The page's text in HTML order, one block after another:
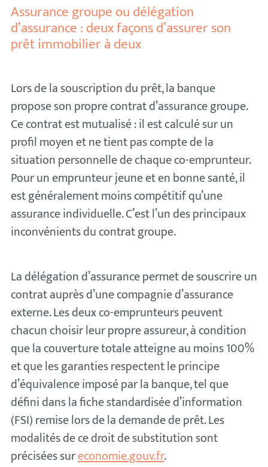
Assurance groupe ou délégation
d’assurance : deux façons d’assurer son
prêt immobilier à deux
Lors de la souscription du prêt, la banque
propose son propre contrat d’assurance groupe.
Ce contrat est mutualisé : il est calculé sur un
profil moyen et ne tient pas compte de la
situation personnelle de chaque co-emprunteur.
Pour un emprunteur jeune et en bonne santé, il
est généralement moins compétitif qu’une
assurance individuelle. C’est l’un des principaux
inconvénients du contrat groupe.
La délégation d’assurance permet de souscrire un
contrat auprès d’une compagnie d’assurance
externe. Les deux co-emprunteurs peuvent
chacun choisir leur propre assureur, à condition
que la couverture totale atteigne au moins 100%
et que les garanties respectent le principe
d’équivalence imposé par la banque, tel que
défini dans la fiche standardisée d’information
(FSI) remise lors de la demande de prêt. Les
modalités de ce droit de substitution sont
précisées sureconomie.gouv.fr.